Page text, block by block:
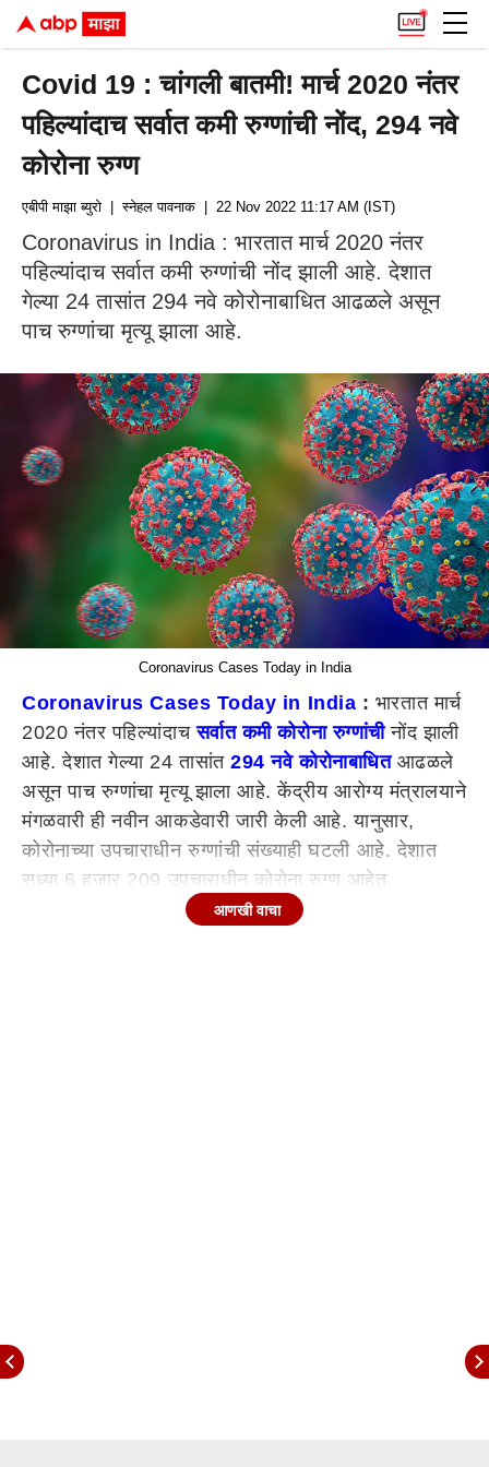
Covid 19 : चांगली बातमी! मार्च 2020 नंतर
पहिल्यांदाच सर्वात कमी रुग्णांची नोंद, 294 नवे
कोरोना रुग्ण
एबीपी माझा ब्युरो | स्नेहल पावनाक | 22 Nov 2022 11:17 AM (IST)
Coronavirus in India : भारतात मार्च 2020 नंतर
पहिल्यांदाच सर्वात कमी रुग्णांची नोंद झाली आहे. देशात
गेल्या 24 तासांत 294 नवे कोरोनाबाधित आढळले असून
पाच रुग्णांचा मृत्यू झाला आहे.
Coronavirus Cases Today in India
Coronavirus Cases Today in India : भारतात मार्च
2020 नंतर पहिल्यांदाचसर्वात कमी कोरोना रुग्णांचीनोंद झाली
आहे. देशात गेल्या 24 तासांत294 नवे कोरोनाबाधितआढळले
असून पाच रुग्णांचा मृत्यू झाला आहे. केंद्रीय आरोग्य मंत्रालयाने
मंगळवारी ही नवीन आकडेवारी जारी केली आहे. यानुसार,
कोरोनाच्या उपचाराधीन रुग्णांची संख्याही घटली आहे. देशात
सध्या 6 हजार 209 उपचाराधीन कोरोना रुग्ण आहेत.
आणखी वाचा